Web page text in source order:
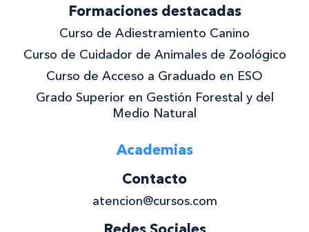
Formaciones destacadas
Curso de Adiestramiento Canino
Curso de Cuidador de Animales de Zoológico
Curso de Acceso a Graduado en ESO
Grado Superior en Gestión Forestal y del
Medio Natural
Academias
Contacto
atencion@cursos.com
Redes Sociales